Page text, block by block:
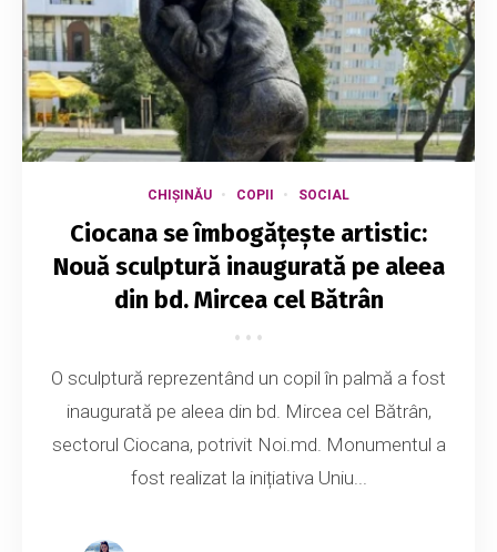
CHIȘINĂU COPII SOCIAL
Ciocana se îmbogățește artistic:
Nouă sculptură inaugurată pe aleea
din bd. Mircea cel Bătrân
O sculptură reprezentând un copil în palmă a fost
inaugurată pe aleea din bd. Mircea cel Bătrân,
sectorul Ciocana, potrivit Noi.md. Monumentul a
fost realizat la inițiativa Uniu...